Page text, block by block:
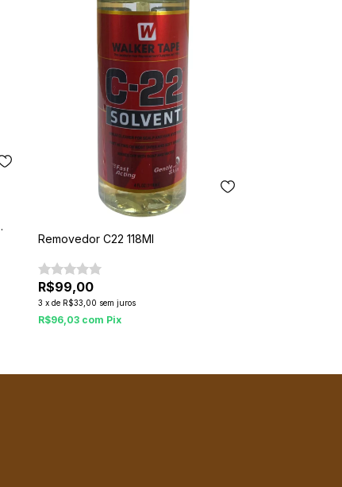
Removedor C22 118Ml
R$99,00
3 x de R$33,00 sem juros
R$96,03 com Pix